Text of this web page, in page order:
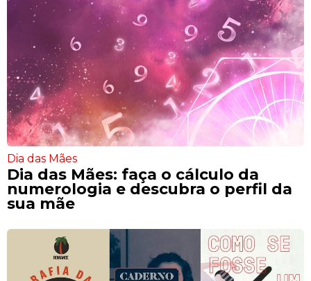
Dia das Mães
Dia das Mães: faça o cálculo da
numerologia e descubra o perfil da
sua mãe